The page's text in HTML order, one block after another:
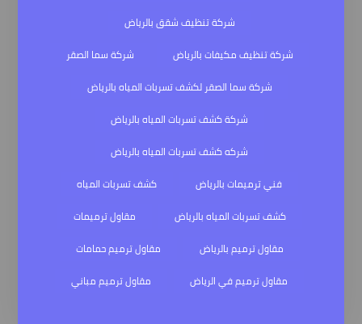
شركة تنظيف شقق بالرياض
شركة تنظيف مكيفات بالرياض
شركة سما الصقر
شركة سما الصقر لكشف تسربات المياه بالرياض
شركة كشف تسربات المياه بالرياض
شركه كشف تسربات المياه بالرياض
فني ترميمات بالرياض
كشف تسربات المياه
كشف تسربات المياه بالرياض
مقاول ترميمات
مقاول ترميم بالرياض
مقاول ترميم حمامات
مقاول ترميم في الرياض
مقاول ترميم مباني